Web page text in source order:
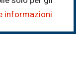
informazioni